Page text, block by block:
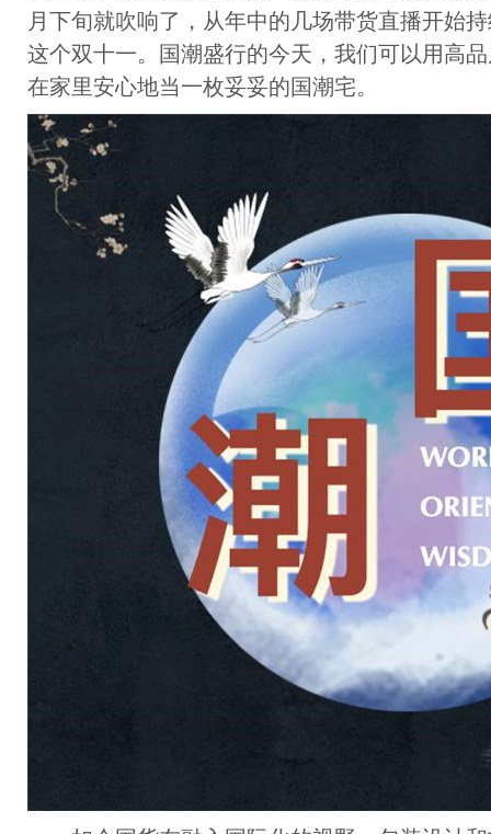
月下旬就吹响了，从年中的几场带货直播开始
这个双十一。国潮盛行的今天，我们可以用高
在家里安心地当一枚妥妥的国潮宅。